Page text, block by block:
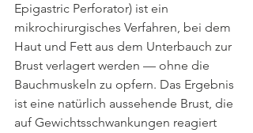
Epigastric Perforator) ist ein
mikrochirurgisches Verfahren, bei dem
Haut und Fett aus dem Unterbauch zur
Brust verlagert werden — ohne die
Bauchmuskeln zu opfern. Das Ergebnis
ist eine natürlich aussehende Brust, die
auf Gewichtsschwankungen reagiert